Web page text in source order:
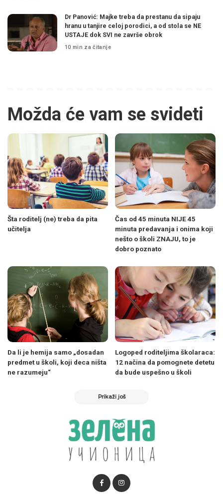
Dr Panović: Majke treba da prestanu da sipaju
hranu u tanjire celoj porodici, a od stola se NE
USTAJE dok SVI ne završe obrok
10 min za čitanje
Možda će vam se svideti
Šta roditelj (ne) treba da pita
učitelja
Čas od 45 minuta NIJE 45
minuta predavanja i onima koji
nešto o školi ZNAJU, to je
dobro poznato
Da li je hemija samo „dosadan
predmet u školi, koji deca ništa
ne razumeju“
Logoped roditeljima školaraca:
12 načina da pomognete detetu
da bude uspešno u školi
Prikaži još